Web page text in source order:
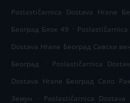
Poslastičarnica Dostava Hrane
Београд Блок 49 .
Dostava Hrane Београд Савски
Београд
. Poslastičarnica
Dostava Hrane Београд Село
Земун
. Poslastičarnica Dostava